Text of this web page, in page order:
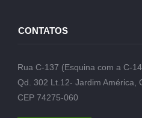
CONTATOS
Rua C-137 (Esquina com a C-
Qd. 302 Lt.12- Jardim América,
CEP 74275-060